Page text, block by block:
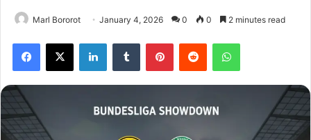
Marl Bororot January 4, 2026 0 0 2 minutes read
Facebook
X LinkedInTumblr PinterestReddit WhatsApp